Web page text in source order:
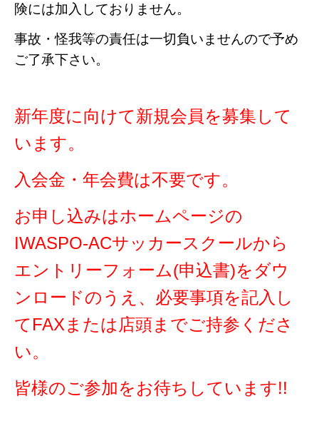
険には加入しておりません。
事故・怪我等の責任は一切負いませんので予め
ご了承下さい。
新年度に向けて新規会員を募集して
います。
入会金・年会費は不要です。
お申し込みはホームページの
IWASPO-ACサッカースクールから
エントリーフォーム(申込書)をダウ
ンロードのうえ、必要事項を記入し
てFAXまたは店頭までご持参くださ
い。
皆様のご参加をお待ちしています!!